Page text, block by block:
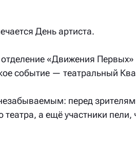
День артиста.
«Движения Первых»
событие — театральный
перед
а ещё участники пели,